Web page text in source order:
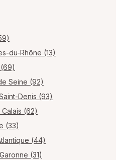
du-Rhône (13)
Seine (92)
Denis (93)
(62)
(33)
(44)
(31)